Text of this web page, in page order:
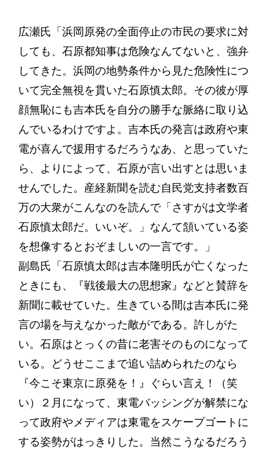
広瀬氏「浜岡原発の全面停止の市民の要求に対
しても、石原都知事は危険なんてないと、強弁
してきた。浜岡の地勢条件から見た危険性につ
いて完全無視を貫いた石原慎太郎。その彼が厚
顔無恥にも吉本氏を自分の勝手な脈絡に取り込
んでいるわけですよ。吉本氏の発言は政府や東
電が喜んで援用するだろうなあ、と思っていた
ら、よりによって、石原が言い出すとは思いま
せんでした。産経新聞を読む自民党支持者数百
万の大衆がこんなのを読んで「さすがは文学者
石原慎太郎だ。いいぞ。」なんて頷いている姿
を想像するとおぞましいの一言です。」
副島氏「石原慎太郎は吉本隆明氏が亡くなった
ときにも、『戦後最大の思想家』などと賛辞を
新聞に載せていた。生きている間は吉本氏に発
言の場を与えなかった敵がである。許しがた
い。石原はとっくの昔に老害そのものになって
いる。どうせここまで追い詰められたのなら
『今こそ東京に原発を！』ぐらい言え！（笑
い）２月になって、東電バッシングが解禁にな
って政府やメディアは東電をスケープゴートに
する姿勢がはっきりした。当然こうなるだろう